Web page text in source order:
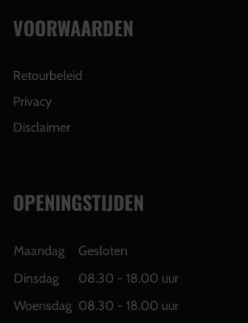
VOORWAARDEN
Retourbeleid
Privacy
Disclaimer
OPENINGSTIJDEN
Maandag
Gesloten
Dinsdag
08.30 - 18.00 uur
Woensdag 08.30 - 18.00 uur